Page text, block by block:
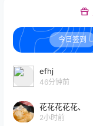
今日签到
efhj
46分钟前
花花花花花、
2小时前